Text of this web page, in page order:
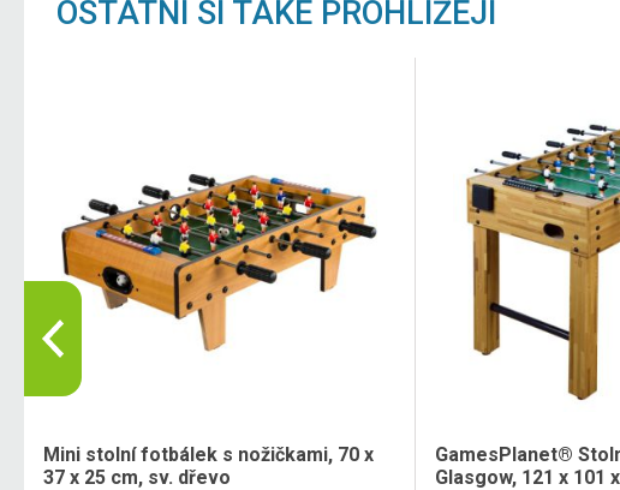
OSTATNÍ SI TAKÉ PROHLÍŽEJÍ
Mini stolní fotbálek s nožičkami, 70 x
37 x 25 cm, sv. dřevo
GamesPlanet®
Glasgow, 121 x 101